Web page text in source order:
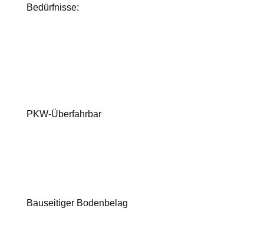
Bedürfnisse:
PKW-Überfahrbar
Bauseitiger Bodenbelag